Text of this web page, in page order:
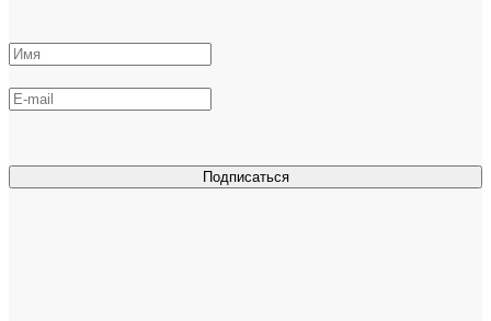
Подписаться